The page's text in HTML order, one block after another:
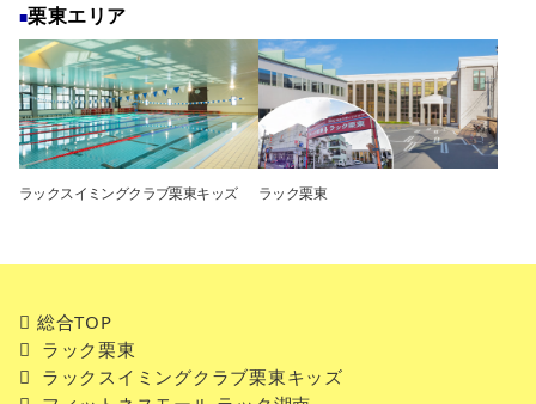
栗東エリア
ラックスイミングクラブ栗東キッズ ラック栗東
総合TOP
ラック栗東
ラックスイミングクラブ栗東キッズ